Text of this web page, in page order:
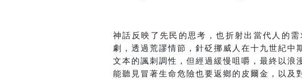
神話反映了先民的思考，也折射出當代人的
劇，透過荒謬情節，針砭挪威人在十九世紀中
文本的諷刺調性，但經過緩慢咀嚼，最終以浪
能聽見冒著生命危險也要返鄉的皮爾金，以及